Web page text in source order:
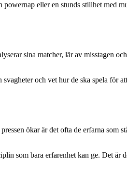
eller en stunds stillhet med
sina matcher, lär av misstagen
och vet hur de ska spela för
ökar är det ofta de erfarna som
som bara erfarenhet kan ge. Det är